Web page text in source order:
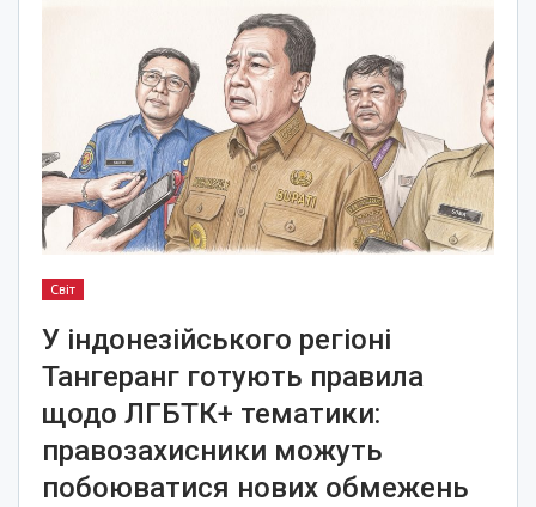
Світ
У індонезійського регіоні
Тангеранг готують правила
щодо ЛГБТК+ тематики:
правозахисники можуть
побоюватися нових обмежень